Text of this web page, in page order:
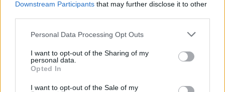
Downstream Participants that may further disclose it to other
Personal Data Processing Opt Outs
I want to opt-out of the Sharing of my
personal data.
Opted In
I want to opt-out of the Sale of my
LIEU
34000 Montpellier
ACCÈS
Tram lignes 1 et 3 : Arrêt Port Marianne
TARIFS